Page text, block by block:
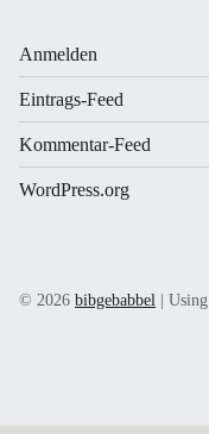
Anmelden
Eintrags-Feed
Kommentar-Feed
WordPress.org
© 2026 bibgebabbel | Using